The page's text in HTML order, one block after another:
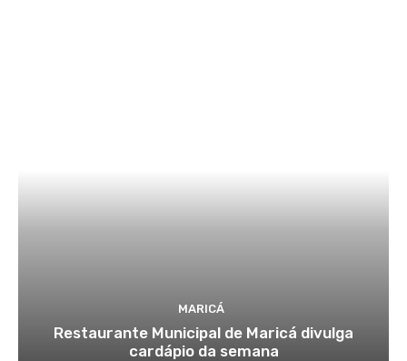
MARICÁ
Restaurante Municipal de Maricá divulga
cardápio da semana